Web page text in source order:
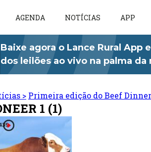
AGENDA NOTÍCIAS APP
Baixe agora o Lance Rural App
dos leilões ao vivo na palma da
> Primeira edição do Beef
1 (1)